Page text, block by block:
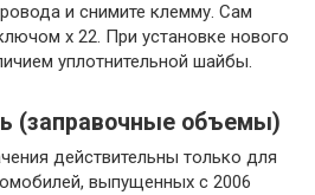
и снимите клемму. Сам
х 22. При установке нового
уплотнительной шайбы.
(заправочные объемы)
действительны только для
выпущенных с 2006